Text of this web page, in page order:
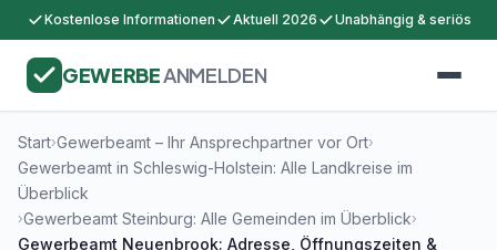
Kostenlose Informationen Aktuell 2026 Unabhängig & seriös
GEWERBEANMELDEN
Start›Gewerbeamt – Ihr Ansprechpartner vor Ort›
Gewerbeamt in Schleswig-Holstein: Alle Landkreise im
Überblick
›Gewerbeamt Steinburg: Alle Gemeinden im Überblick›
Gewerbeamt Neuenbrook: Adresse, Öffnungszeiten &